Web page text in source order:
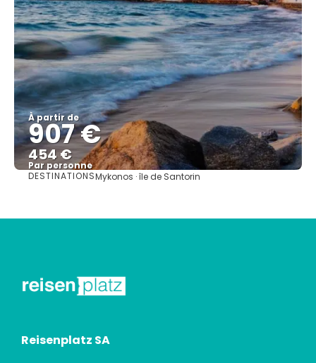
À partir de
907 €
454 €
Par personne
Afficher
DESTINATIONSMykonos · île de Santorin
Reisenplatz SA